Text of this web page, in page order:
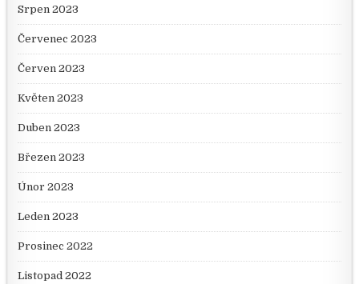
Srpen 2023
Červenec 2023
Červen 2023
Květen 2023
Duben 2023
Březen 2023
Únor 2023
Leden 2023
Prosinec 2022
Listopad 2022